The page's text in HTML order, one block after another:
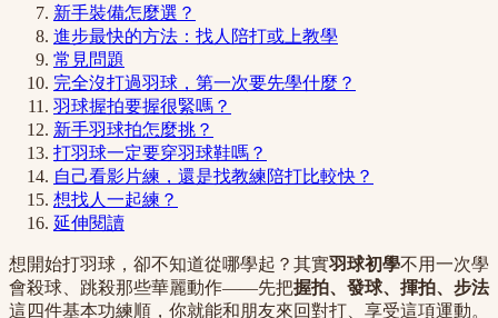
新手裝備怎麼選？
進步最快的方法：找人陪打或上教學
常見問題
完全沒打過羽球，第一次要先學什麼？
羽球握拍要握很緊嗎？
新手羽球拍怎麼挑？
打羽球一定要穿羽球鞋嗎？
自己看影片練，還是找教練陪打比較快？
想找人一起練？
延伸閱讀
想開始打羽球，卻不知道從哪學起？其實羽球初學不用一次學
會殺球、跳殺那些華麗動作——先把握拍、發球、揮拍、步法
這四件基本功練順，你就能和朋友來回對打、享受這項運動。